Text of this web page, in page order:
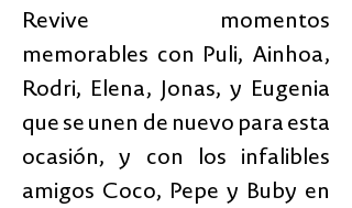
Revive momentos
memorables con Puli, Ainhoa,
Rodri, Elena, Jonas, y Eugenia
que se unen de nuevo para esta
ocasión, y con los infalibles
amigos Coco, Pepe y Buby en